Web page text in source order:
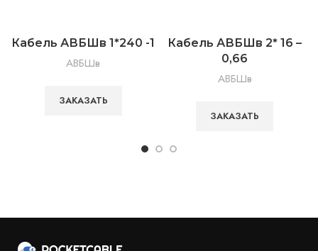
Кабель АВБШв 1*240 -1
АВБШв
ЗАКАЗАТЬ
Кабель АВБШв 2* 16 –
0,66
АВБШв
ЗАКАЗАТЬ